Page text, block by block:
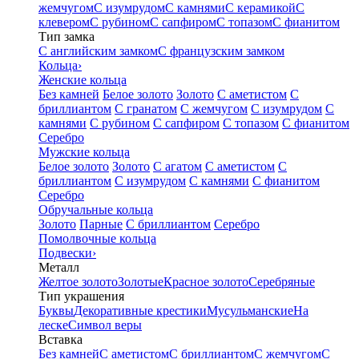
жемчугомС изумрудомС камнямиС керамикойС
клеверомС рубиномС сапфиромС топазомС фианитом
Тип замка
С английским замкомС французским замком
Кольца›
Женские кольца
Без камней Белое золото Золото С аметистом С
бриллиантом С гранатом С жемчугом С изумрудом С
камнями С рубином С сапфиром С топазом С фианитом
Серебро
Мужские кольца
Белое золото Золото С агатом С аметистом С
бриллиантом С изумрудом С камнями С фианитом
Серебро
Обручальные кольца
Золото Парные С бриллиантом Серебро
Помолвочные кольца
Подвески›
Металл
Желтое золотоЗолотыеКрасное золотоСеребряные
Тип украшения
БуквыДекоративные крестикиМусульманскиеНа
лескеСимвол веры
Вставка
Без камнейС аметистомС бриллиантомС жемчугомС